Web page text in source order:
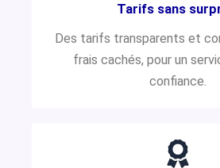
Tarifs sans
Des tarifs transparents et
frais cachés, pour un
confiance.